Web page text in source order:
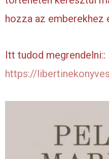
hozza az emberekhez
Itt tudod megrendelni::
https://